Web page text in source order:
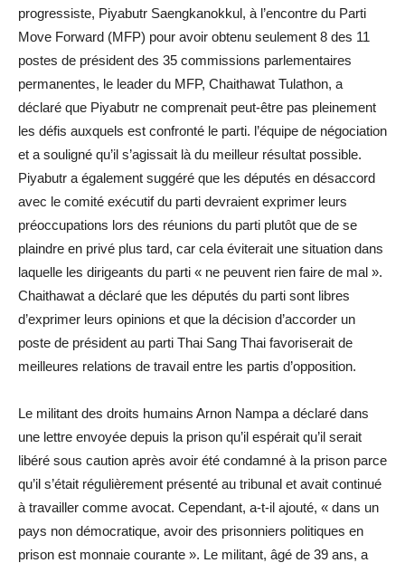
progressiste, Piyabutr Saengkanokkul, à l’encontre du Parti
Move Forward (MFP) pour avoir obtenu seulement 8 des 11
postes de président des 35 commissions parlementaires
permanentes, le leader du MFP, Chaithawat Tulathon, a
déclaré que Piyabutr ne comprenait peut-être pas pleinement
les défis auxquels est confronté le parti. l’équipe de négociation
et a souligné qu’il s’agissait là du meilleur résultat possible.
Piyabutr a également suggéré que les députés en désaccord
avec le comité exécutif du parti devraient exprimer leurs
préoccupations lors des réunions du parti plutôt que de se
plaindre en privé plus tard, car cela éviterait une situation dans
laquelle les dirigeants du parti « ne peuvent rien faire de mal ».
Chaithawat a déclaré que les députés du parti sont libres
d’exprimer leurs opinions et que la décision d’accorder un
poste de président au parti Thai Sang Thai favoriserait de
meilleures relations de travail entre les partis d’opposition.
Le militant des droits humains Arnon Nampa a déclaré dans
une lettre envoyée depuis la prison qu’il espérait qu’il serait
libéré sous caution après avoir été condamné à la prison parce
qu’il s’était régulièrement présenté au tribunal et avait continué
à travailler comme avocat. Cependant, a-t-il ajouté, « dans un
pays non démocratique, avoir des prisonniers politiques en
prison est monnaie courante ». Le militant, âgé de 39 ans, a